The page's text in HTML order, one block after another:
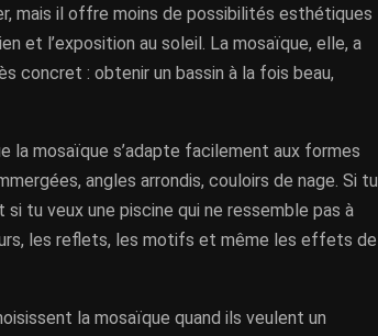
mais il offre moins de possibilités esthétiques
et l’exposition au soleil. La mosaïque, elle, a
concret : obtenir un bassin à la fois beau,
la mosaïque s’adapte facilement aux formes
angles arrondis, couloirs de nage. Si tu
tu veux une piscine qui ne ressemble pas à
les reflets, les motifs et même les effets de
la mosaïque quand ils veulent un